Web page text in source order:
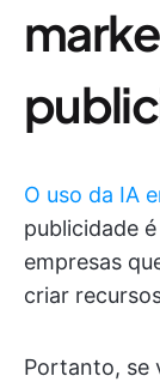
O uso da IA
publicidade
empresas
criar
Portanto, se